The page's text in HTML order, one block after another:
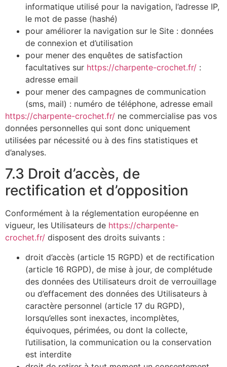
informatique utilisé pour la navigation, l’adresse IP,
le mot de passe (hashé)
pour améliorer la navigation sur le Site : données
de connexion et d’utilisation
pour mener des enquêtes de satisfaction
facultatives sur https://charpente-crochet.fr/ :
adresse email
pour mener des campagnes de communication
(sms, mail) : numéro de téléphone, adresse email
https://charpente-crochet.fr/ ne commercialise pas vos
données personnelles qui sont donc uniquement
utilisées par nécessité ou à des fins statistiques et
d’analyses.
7.3 Droit d’accès, de
rectification et d’opposition
Conformément à la réglementation européenne en
vigueur, les Utilisateurs de https://charpente-
crochet.fr/ disposent des droits suivants :
droit d’accès (article 15 RGPD) et de rectification
(article 16 RGPD), de mise à jour, de complétude
des données des Utilisateurs droit de verrouillage
ou d’effacement des données des Utilisateurs à
caractère personnel (article 17 du RGPD),
lorsqu’elles sont inexactes, incomplètes,
équivoques, périmées, ou dont la collecte,
l’utilisation, la communication ou la conservation
est interdite